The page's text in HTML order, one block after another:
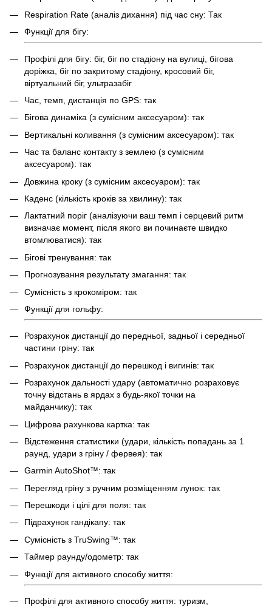
Respiration Rate (аналіз дихання) під час сну: Так
Функції для бігу:
Профілі для бігу: біг, біг по стадіону на вулиці, бігова
доріжка, біг по закритому стадіону, кросовий біг,
віртуальний біг, ультразабіг
Час, темп, дистанція по GPS: так
Бігова динаміка (з сумісним аксесуаром): так
Вертикальні коливання (з сумісним аксесуаром): так
Час та баланс контакту з землею (з сумісним
аксесуаром): так
Довжина кроку (з сумісним аксесуаром): так
Каденс (кількість кроків за хвилину): так
Лактатний поріг (аналізуючи ваш темп і серцевий ритм
визначає момент, після якого ви починаєте швидко
втомлюватися): так
Бігові тренування: так
Прогнозування результату змагання: так
Сумісність з крокоміром: так
Функції для гольфу:
Розрахунок дистанції до передньої, задньої і середньої
частини гріну: так
Розрахунок дистанції до перешкод і вигинів: так
Розрахунок дальності удару (автоматично розраховує
точну відстань в ярдах з будь-якої точки на
майданчику): так
Цифрова рахункова картка: так
Відстеження статистики (удари, кількість попадань за 1
раунд, удари з гріну / фервея): так
Garmin AutoShot™: так
Перегляд гріну з ручним розміщенням лунок: так
Перешкоди і цілі для поля: так
Підрахунок гандікапу: так
Сумісність з TruSwing™: так
Таймер раунду/одометр: так
Функції для активного способу життя:
Профілі для активного способу життя: туризм,